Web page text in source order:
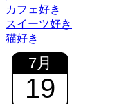
カフェ好き
スイーツ好き
猫好き
7月
19